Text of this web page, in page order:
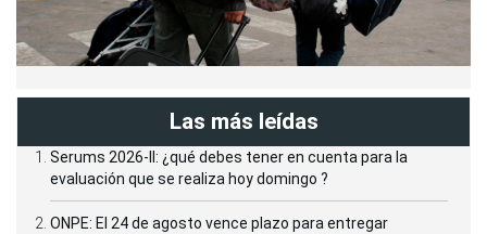
Las más leídas
Serums 2026-II: ¿qué debes tener en cuenta para la
evaluación que se realiza hoy domingo ?
ONPE: El 24 de agosto vence plazo para entregar